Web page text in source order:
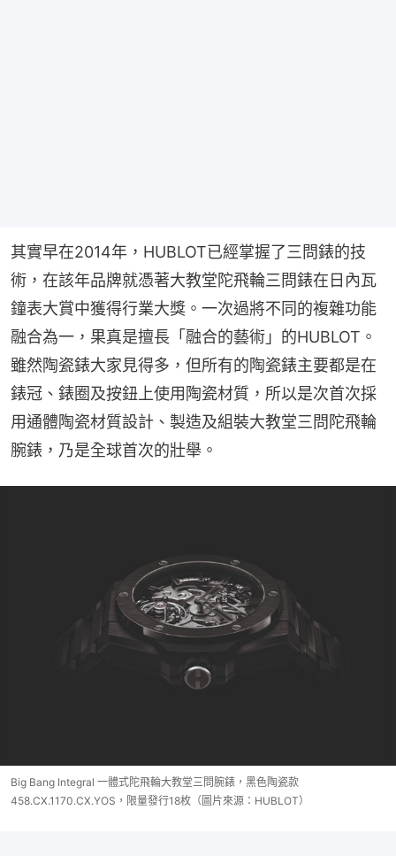
其實早在2014年，HUBLOT已經掌握了三問錶的技
術，在該年品牌就憑著大教堂陀飛輪三問錶在日內瓦
鐘表大賞中獲得行業大獎。一次過將不同的複雜功能
融合為一，果真是擅長「融合的藝術」的HUBLOT。
雖然陶瓷錶大家見得多，但所有的陶瓷錶主要都是在
錶冠、錶圈及按鈕上使用陶瓷材質，所以是次首次採
用通體陶瓷材質設計、製造及組裝大教堂三問陀飛輪
腕錶，乃是全球首次的壯舉。
Big Bang Integral 一體式陀飛輪大教堂三問腕錶，黑色陶瓷款
458.CX.1170.CX.YOS，限量發行18枚（圖片來源：HUBLOT）